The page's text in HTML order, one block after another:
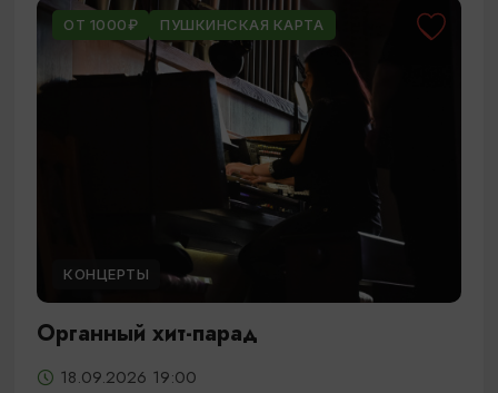
ОТ 1000₽ ПУШКИНСКАЯ КАРТА
КОНЦЕРТЫ
Органный хит-парад
18.09.2026 19:00